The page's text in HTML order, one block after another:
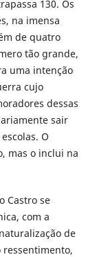
130. Os
na imensa
de quatro
tão grande,
uma intenção
cujo
dessas
sair
O
mas o inclui na
Castro se
com a
de
ressentimento,